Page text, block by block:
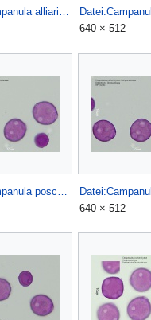
Datei:Campanula alliariifolia.jpg
640 × 512
640 × 512